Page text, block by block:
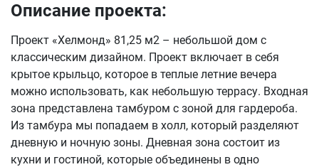
Описание проекта:
Проект «Хелмонд» 81,25 м2 – небольшой дом с
классическим дизайном. Проект включает в себя
крытое крыльцо, которое в теплые летние вечера
можно использовать, как небольшую террасу. Входная
зона представлена тамбуром с зоной для гардероба.
Из тамбура мы попадаем в холл, который разделяют
дневную и ночную зоны. Дневная зона состоит из
кухни и гостиной, которые объединены в одно